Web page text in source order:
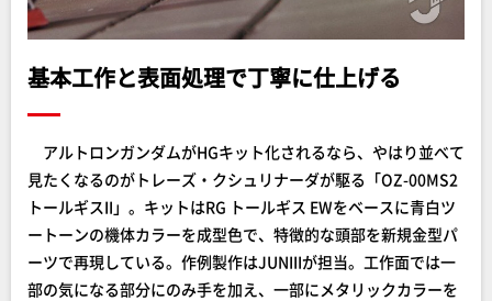
基本工作と表面処理で丁寧に仕上げる
アルトロンガンダムがHGキット化されるなら、やはり並べて
見たくなるのがトレーズ・クシュリナーダが駆る「OZ-00MS2
トールギスII」。キットはRG トールギス EWをベースに青白ツ
ートーンの機体カラーを成型色で、特徴的な頭部を新規金型パ
ーツで再現している。作例製作はJUNIIIが担当。工作面では一
部の気になる部分にのみ手を加え、一部にメタリックカラーを